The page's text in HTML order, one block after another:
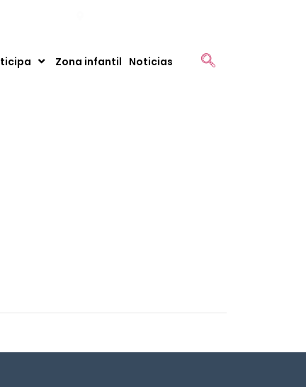
Zona infantil Noticias